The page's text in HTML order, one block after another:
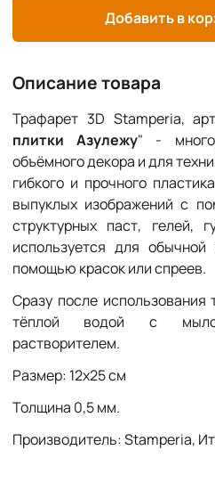
Добавить в
Описание товара
Трафарет 3D Stamperia,
плитки Азулежу" -
объёмного декора и для
гибкого и прочного
выпуклых изображений с
структурных паст, гелей,
используется для
помощью красок или спреев.
Сразу после
тёплой водой с
растворителем.
Размер: 12х25 см
Толщина 0,5 мм.
Производитель: Stamperia,